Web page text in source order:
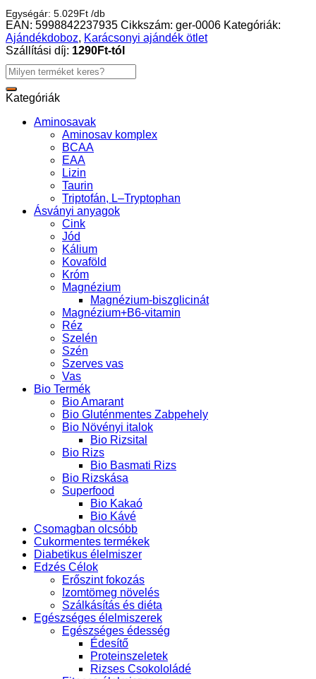
Egységár: 5.029Ft /db
EAN: 5998842237935 Cikkszám: ger-0006 Kategóriák:
Ajándékdoboz, Karácsonyi ajándék ötlet
Szállítási díj: 1290Ft-tól
Keresés
a
következőre:
Kategóriák
Aminosavak
Aminosav komplex
BCAA
EAA
Lizin
Taurin
Triptofán, L–Tryptophan
Ásványi anyagok
Cink
Jód
Kálium
Kovaföld
Króm
Magnézium
Magnézium-biszglicinát
Magnézium+B6-vitamin
Réz
Szelén
Szén
Szerves vas
Vas
Bio Termék
Bio Amarant
Bio Gluténmentes Zabpehely
Bio Növényi italok
Bio Rizsital
Bio Rizs
Bio Basmati Rizs
Bio Rizskása
Superfood
Bio Kakaó
Bio Kávé
Csomagban olcsóbb
Cukormentes termékek
Diabetikus élelmiszer
Edzés Célok
Erőszint fokozás
Izomtömeg növelés
Szálkásítás és diéta
Egészséges élelmiszerek
Egészséges édesség
Édesítő
Proteinszeletek
Rizses Csokololádé